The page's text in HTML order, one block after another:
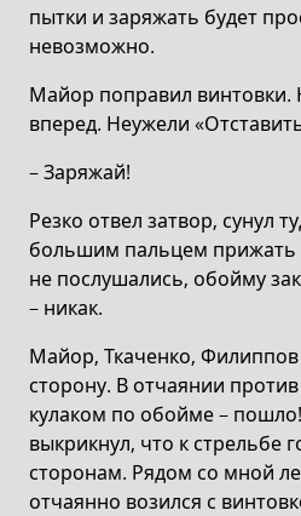
пытки и заряжать будет
невозможно.
Майор поправил винтовки.
вперед. Неужели
– Заряжай!
Резко отвел затвор, сунул
большим пальцем
не послушались, обойму
– никак.
Майор, Ткаченко,
сторону. В отчаянии
кулаком по обойме –
выкрикнул, что к стрельбе
сторонам. Рядом со мной
отчаянно возился с